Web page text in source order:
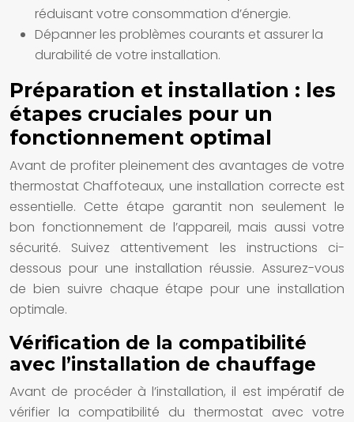
réduisant votre consommation d’énergie.
Dépanner les problèmes courants et assurer la
durabilité de votre installation.
Préparation et installation : les
étapes cruciales pour un
fonctionnement optimal
Avant de profiter pleinement des avantages de votre
thermostat Chaffoteaux, une installation correcte est
essentielle. Cette étape garantit non seulement le
bon fonctionnement de l’appareil, mais aussi votre
sécurité. Suivez attentivement les instructions ci-
dessous pour une installation réussie. Assurez-vous
de bien suivre chaque étape pour une installation
optimale.
Vérification de la compatibilité
avec l’installation de chauffage
Avant de procéder à l’installation, il est impératif de
vérifier la compatibilité du thermostat avec votre